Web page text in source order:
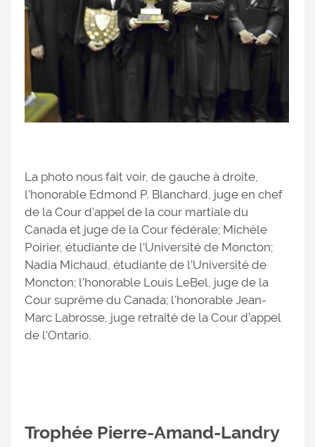
La photo nous fait voir, de gauche à droite,
l’honorable Edmond P. Blanchard, juge en chef
de la Cour d'appel de la cour martiale du
Canada et juge de la Cour fédérale; Michèle
Poirier, étudiante de l’Université de Moncton;
Nadia Michaud, étudiante de l’Université de
Moncton; l'honorable Louis LeBel, juge de la
Cour suprême du Canada; l'honorable Jean-
Marc Labrosse, juge retraité de la Cour d'appel
de l'Ontario.
Trophée Pierre-Amand-Landry